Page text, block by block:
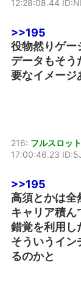
12:28:08.44
>>195
役物然りゲー
データもそう
要なイメージ
216: フルスロッ
17:00:46.23
>>195
高須とかは全
キャリア積ん
錯覚を利用し
そういうイン
るのかと